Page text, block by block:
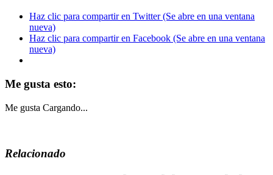
Haz clic para compartir en Twitter (Se abre en una ventana
nueva)
Haz clic para compartir en Facebook (Se abre en una ventana
nueva)
Me gusta esto:
Me gusta Cargando...
Relacionado